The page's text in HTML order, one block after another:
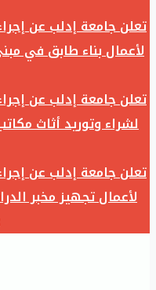
تعلن جامعة إدلب عن
لأعمال بناء طابق في
تعلن جامعة إدلب عن
لشراء وتوريد أثاث
تعلن جامعة إدلب عن
لأعمال تجهيز مخبر